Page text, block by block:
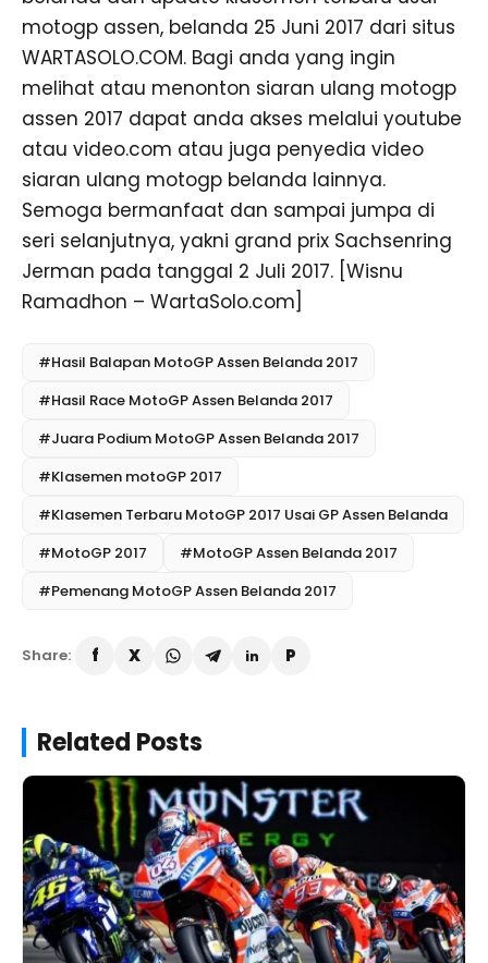
motogp assen, belanda 25 Juni 2017 dari situs
WARTASOLO.COM. Bagi anda yang ingin
melihat atau menonton siaran ulang motogp
assen 2017 dapat anda akses melalui youtube
atau video.com atau juga penyedia video
siaran ulang motogp belanda lainnya.
Semoga bermanfaat dan sampai jumpa di
seri selanjutnya, yakni grand prix Sachsenring
Jerman pada tanggal 2 Juli 2017. [Wisnu
Ramadhon – WartaSolo.com]
#Hasil Balapan MotoGP Assen Belanda 2017
#Hasil Race MotoGP Assen Belanda 2017
#Juara Podium MotoGP Assen Belanda 2017
#Klasemen motoGP 2017
#Klasemen Terbaru MotoGP 2017 Usai GP Assen Belanda
#MotoGP 2017
#MotoGP Assen Belanda 2017
#Pemenang MotoGP Assen Belanda 2017
Share:
Related Posts